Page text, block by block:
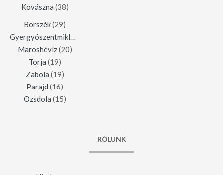
Kovászna (38)
Borszék(29)
Gyergyószentmiklós
Maroshévíz(20)
Torja (19)
Zabola (19)
Parajd (16)
Ozsdola (15)
RÓLUNK